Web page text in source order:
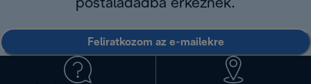
postaládádba érkeznek.
Feliratkozom az e-mailekre